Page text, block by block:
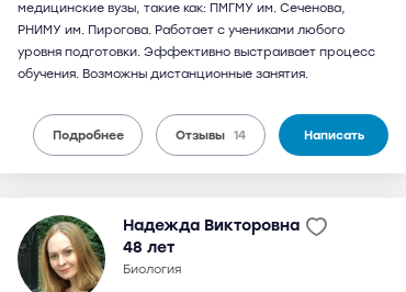
медицинские вузы, такие как: ПМГМУ им. Сеченова,
РНИМУ им. Пирогова. Работает с учениками любого
уровня подготовки. Эффективно выстраивает процесс
обучения. Возможны дистанционные занятия.
Подробнее Отзывы 14 Написать
Надежда Викторовна
48 лет
биология